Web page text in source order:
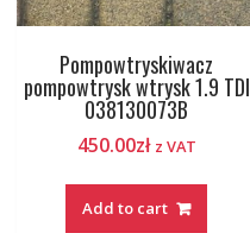
Pompowtryskiwacz
pompowtrysk wtrysk 1.9 TDI
038130073B
450.00zł z VAT
Add to cart